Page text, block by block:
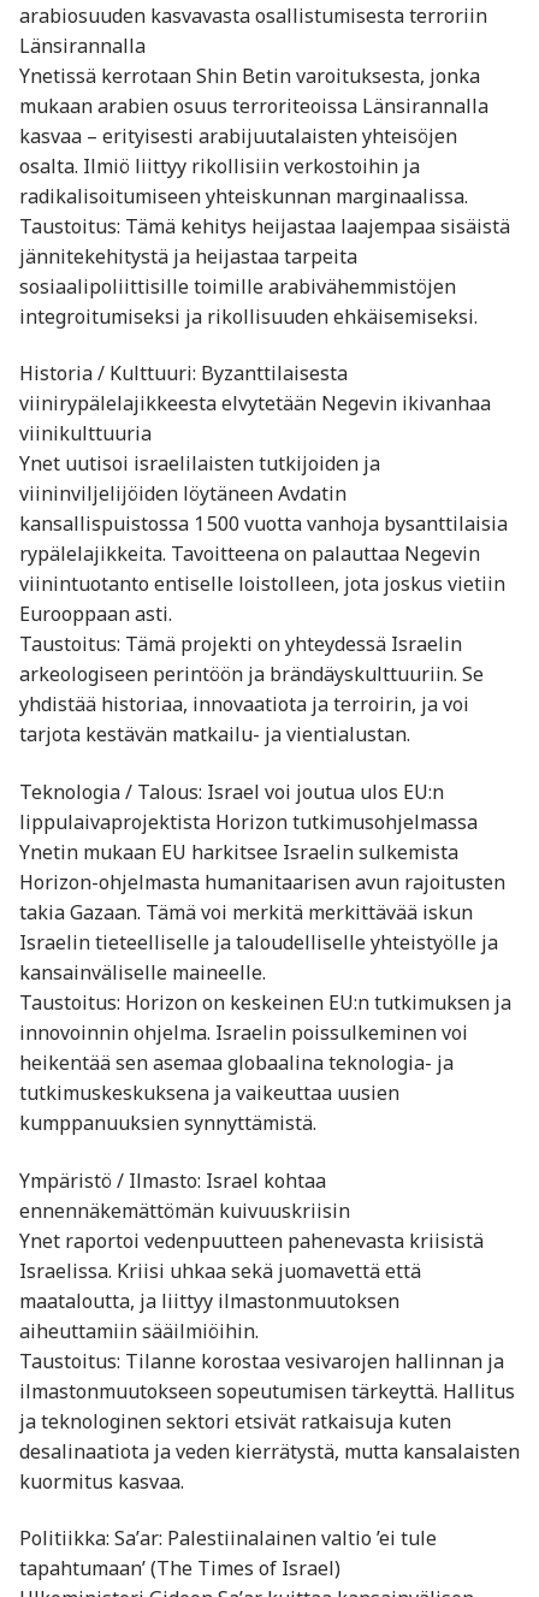
arabiosuuden kasvavasta osallistumisesta terroriin
Länsirannalla
Ynetissä kerrotaan Shin Betin varoituksesta, jonka
mukaan arabien osuus terroriteoissa Länsirannalla
kasvaa – erityisesti arabijuutalaisten yhteisöjen
osalta. Ilmiö liittyy rikollisiin verkostoihin ja
radikalisoitumiseen yhteiskunnan marginaalissa.
Taustoitus: Tämä kehitys heijastaa laajempaa sisäistä
jännitekehitystä ja heijastaa tarpeita
sosiaalipoliittisille toimille arabivähemmistöjen
integroitumiseksi ja rikollisuuden ehkäisemiseksi.
Historia / Kulttuuri: Byzanttilaisesta
viinirypälelajikkeesta elvytetään Negevin ikivanhaa
viinikulttuuria
Ynet uutisoi israelilaisten tutkijoiden ja
viininviljelijöiden löytäneen Avdatin
kansallispuistossa 1 500 vuotta vanhoja bysanttilaisia
rypälelajikkeita. Tavoitteena on palauttaa Negevin
viinintuotanto entiselle loistolleen, jota joskus vietiin
Eurooppaan asti.
Taustoitus: Tämä projekti on yhteydessä Israelin
arkeologiseen perintöön ja brändäyskulttuuriin. Se
yhdistää historiaa, innovaatiota ja terroirin, ja voi
tarjota kestävän matkailu- ja vientialustan.
Teknologia / Talous: Israel voi joutua ulos EU:n
lippulaivaprojektista Horizon tutkimusohjelmassa
Ynetin mukaan EU harkitsee Israelin sulkemista
Horizon-ohjelmasta humanitaarisen avun rajoitusten
takia Gazaan. Tämä voi merkitä merkittävää iskun
Israelin tieteelliselle ja taloudelliselle yhteistyölle ja
kansainväliselle maineelle.
Taustoitus: Horizon on keskeinen EU:n tutkimuksen ja
innovoinnin ohjelma. Israelin poissulkeminen voi
heikentää sen asemaa globaalina teknologia- ja
tutkimuskeskuksena ja vaikeuttaa uusien
kumppanuuksien synnyttämistä.
Ympäristö / Ilmasto: Israel kohtaa
ennennäkemättömän kuivuuskriisin
Ynet raportoi vedenpuutteen pahenevasta kriisistä
Israelissa. Kriisi uhkaa sekä juomavettä että
maataloutta, ja liittyy ilmastonmuutoksen
aiheuttamiin sääilmiöihin.
Taustoitus: Tilanne korostaa vesivarojen hallinnan ja
ilmastonmuutokseen sopeutumisen tärkeyttä. Hallitus
ja teknologinen sektori etsivät ratkaisuja kuten
desalinaatiota ja veden kierrätystä, mutta kansalaisten
kuormitus kasvaa.
Politiikka: Saʼar: Palestiinalainen valtio ’ei tule
tapahtumaan’ (The Times of Israel)